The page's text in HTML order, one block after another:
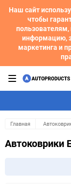
Наш сайт
чтобы
информацию,
маркетинга и
Главная
Автоковрики